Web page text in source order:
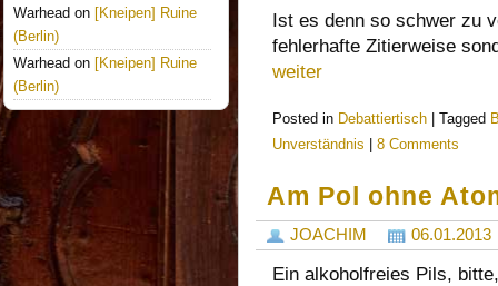
Ist es denn so schwer zu
fehlerhafte Zitierweise
weiter
Posted in Debattiertisch Tagged
Unverständnis
8 Comments
Am Pol ohne
JOACHIM 06.01.2013
Ein alkoholfreies Pils,
Warhead on [Kneipen] Ruine
(Berlin)
Warhead on [Kneipen] Ruine
(Berlin)